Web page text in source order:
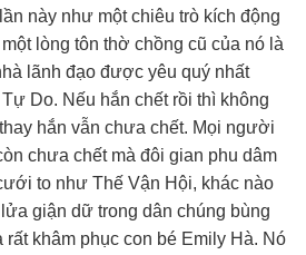
này như một chiêu trò kích động
lòng tôn thờ chồng cũ của nó là
lãnh đạo được yêu quý nhất
Do. Nếu hắn chết rồi thì không
hắn vẫn chưa chết. Mọi người
chưa chết mà đôi gian phu dâm
to như Thế Vận Hội, khác nào
giận dữ trong dân chúng bùng
rất khâm phục con bé Emily Hà. Nó